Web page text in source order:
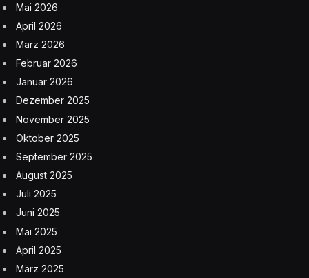
Mai 2026
April 2026
März 2026
Februar 2026
Januar 2026
Dezember 2025
November 2025
Oktober 2025
September 2025
August 2025
Juli 2025
Juni 2025
Mai 2025
April 2025
März 2025